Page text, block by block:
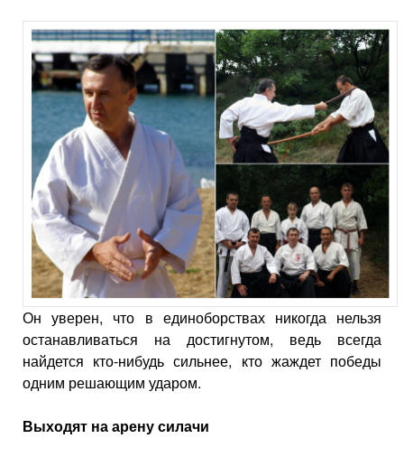
Он уверен, что в единоборствах никогда нельзя
останавливаться на достигнутом, ведь всегда
найдется кто-нибудь сильнее, кто жаждет победы
одним решающим ударом.
Выходят на арену силачи